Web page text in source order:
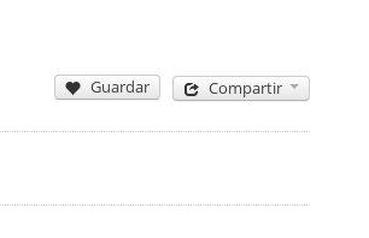
Guardar Compartir